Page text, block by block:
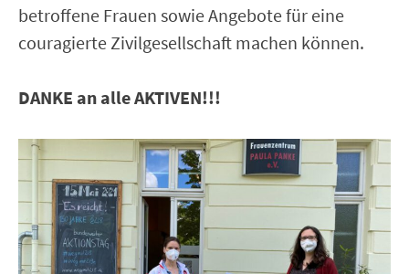
betroffene Frauen sowie Angebote für eine
couragierte Zivilgesellschaft machen können.
DANKE an alle AKTIVEN!!!